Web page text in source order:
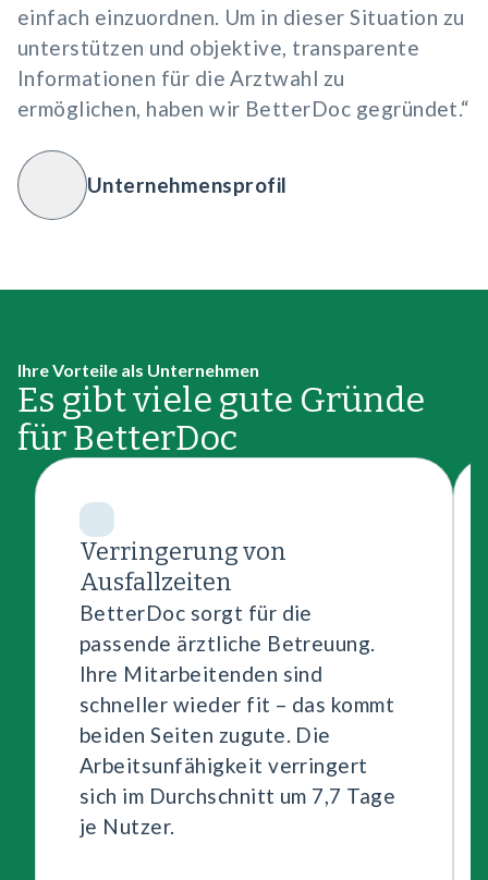
einfach einzuordnen. Um in dieser Situation zu
unterstützen und objektive, transparente
Informationen für die Arztwahl zu
ermöglichen, haben wir BetterDoc gegründet.“
Toggle Button
Unternehmensprofil
Ihre Vorteile als Unternehmen
Es gibt viele gute Gründe
für BetterDoc
Verringerung von
Ausfallzeiten
BetterDoc sorgt für die
passende ärztliche Betreuung.
Ihre Mitarbeitenden sind
schneller wieder fit – das kommt
beiden Seiten zugute. Die
Arbeitsunfähigkeit verringert
sich im Durchschnitt um 7,7 Tage
je Nutzer.